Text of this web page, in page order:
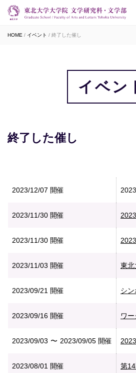
HOME イベント 終了した催し
イベン
終了した催し
2023/12/07 開催
2023/11/30 開催
2023/11/30 開催
2023/11/03 開催 東北
2023/09/21 開催 シ
2023/09/16 開催 ワ
2023/09/03 2023/09/05 開催
2023/08/01 開催 第